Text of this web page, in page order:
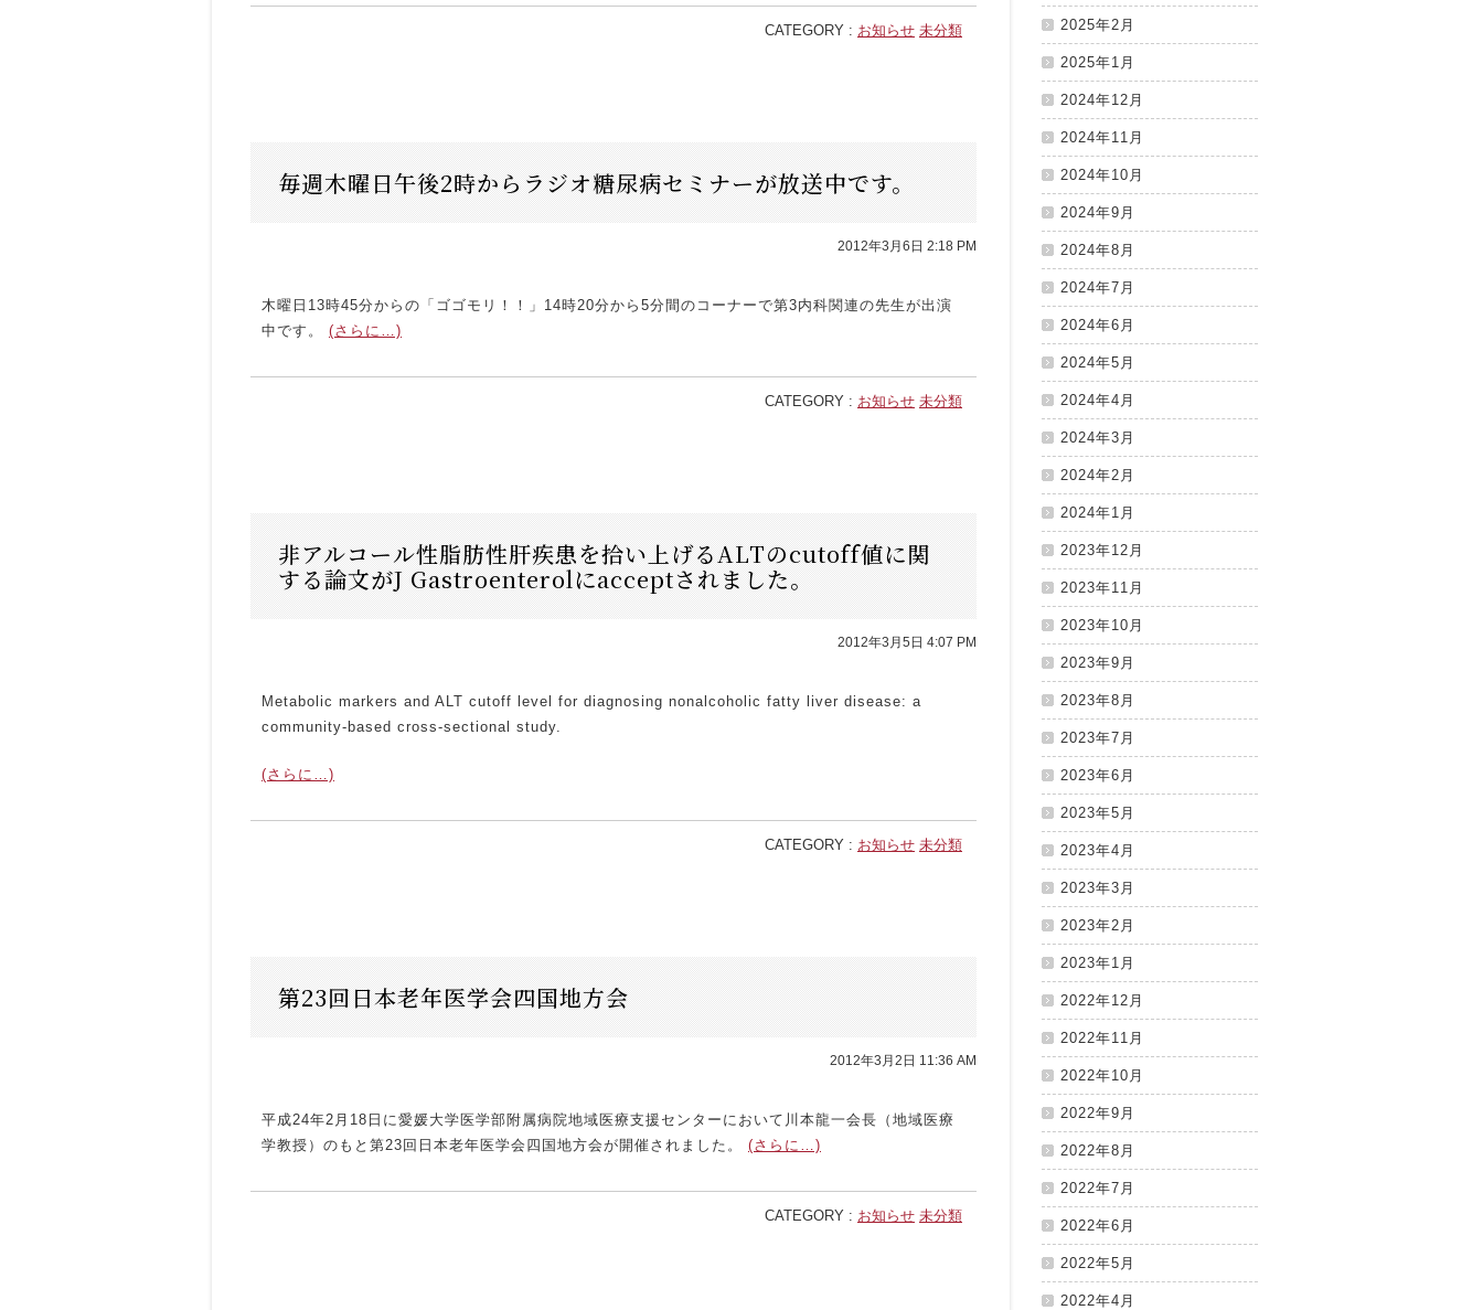
CATEGORY : お知らせ 未分類
毎週木曜日午後2時からラジオ糖尿病セミナーが放送中です。
2012年3月6日 2:18 PM
木曜日13時45分からの「ゴゴモリ！！」14時20分から5分間のコーナーで第3内科関連の先生が出演
中です。 (さらに…)
CATEGORY : お知らせ 未分類
非アルコール性脂肪性肝疾患を拾い上げるALTのcutoff値に関
する論文がJ Gastroenterolにacceptされました。
2012年3月5日 4:07 PM
Metabolic markers and ALT cutoff level for diagnosing nonalcoholic fatty liver disease: a
community-based cross-sectional study.
(さらに…)
CATEGORY : お知らせ 未分類
第23回日本老年医学会四国地方会
2012年3月2日 11:36 AM
平成24年2月18日に愛媛大学医学部附属病院地域医療支援センターにおいて川本龍一会長（地域医療
学教授）のもと第23回日本老年医学会四国地方会が開催されました。 (さらに…)
CATEGORY : お知らせ 未分類
2025年2月
2025年1月
2024年12月
2024年11月
2024年10月
2024年9月
2024年8月
2024年7月
2024年6月
2024年5月
2024年4月
2024年3月
2024年2月
2024年1月
2023年12月
2023年11月
2023年10月
2023年9月
2023年8月
2023年7月
2023年6月
2023年5月
2023年4月
2023年3月
2023年2月
2023年1月
2022年12月
2022年11月
2022年10月
2022年9月
2022年8月
2022年7月
2022年6月
2022年5月
2022年4月